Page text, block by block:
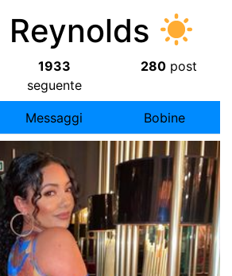
Reynolds
1933
seguente
280post
Messaggi Bobine